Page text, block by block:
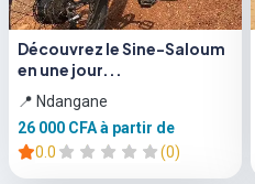
Découvrez le Sine-Saloum
en une jour...
📍 Ndangane
26 000 CFAà partir de
0.0
(0)